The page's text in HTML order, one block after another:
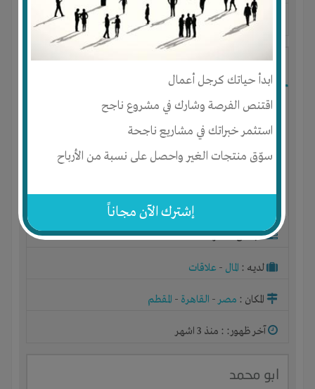
ابدأ حياتك كرجل أعمال
اقتنص الفرصة وشارك في مشروع ناجح
استثمر خبراتك في مشاريع ناجحة
سوّق منتجات الغير واحصل على نسبة من الأرباح
إشترك الآن مجاناً
آخر ظهور: : منذ 3 اشهر
Ibrahim Mostafa
الجنس : ذكر
لديـه : المال - علاقات
المكان : مصر- القاهرة - المقطم
آخر ظهور: : منذ 3 اشهر
ابو محمد